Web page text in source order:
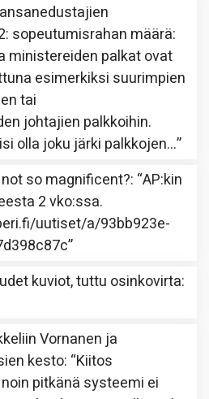
sopeutumisrahan määrä:
ministereiden palkat ovat
esimerkiksi suurimpien
tai
johtajien palkkoihin.
olla joku järki palkkojen…”
so magnificent?: “AP:kin
2 vko:ssa.
uutiset/a/93bb923e-
”
kuviot, tuttu osinkovirta:
Vornanen ja
kesto: “Kiitos
pitkänä systeemi ei